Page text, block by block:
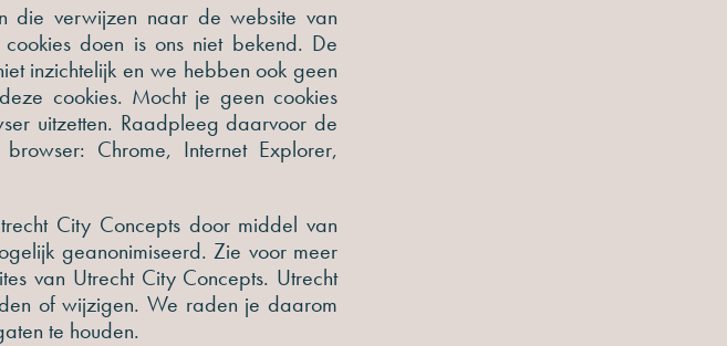
die verwijzen naar de website van
doen is ons niet bekend. De
inzichtelijk en we hebben ook geen
cookies. Mocht je geen cookies
uitzetten. Raadpleeg daarvoor de
Chrome, Internet Explorer,
City Concepts door middel van
geanonimiseerd. Zie voor meer
van Utrecht City Concepts. Utrecht
of wijzigen. We raden je daarom
te houden.